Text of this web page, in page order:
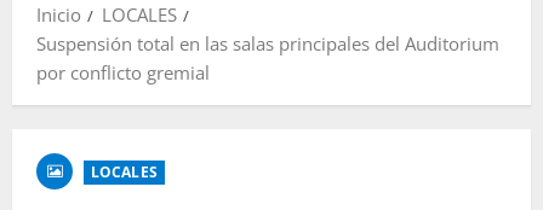
Inicio
LOCALES
Suspensión total en las salas principales del Auditorium
por conflicto gremial
LOCALES